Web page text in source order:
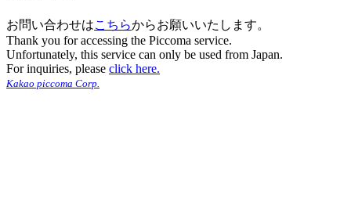
お問い合わせはこちらからお願いいたします。
Thank you for accessing the Piccoma service.
Unfortunately, this service can only be used from Japan.
For inquiries, please click here.
Kakao piccoma Corp.